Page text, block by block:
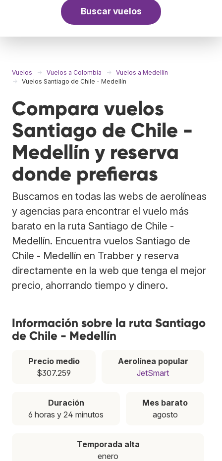
Buscar vuelos
Vuelos Vuelos a Colombia
Vuelos a Medellín
Vuelos Santiago de Chile - Medellín
Compara vuelos
Santiago de Chile -
Medellín y reserva
donde prefieras
Buscamos en todas las webs de aerolíneas
y agencias para encontrar el vuelo más
barato en la ruta Santiago de Chile -
Medellín. Encuentra vuelos Santiago de
Chile - Medellín en Trabber y reserva
directamente en la web que tenga el mejor
precio, ahorrando tiempo y dinero.
Información sobre la ruta Santiago
de Chile - Medellín
Precio medio
$307.259
Aerolínea popular
JetSmart
Duración
6 horas y 24 minutos
Mes barato
agosto
Temporada alta
enero